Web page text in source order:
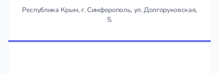
Республика Крым, г. Симферополь, ул. Долгоруковская,
5.